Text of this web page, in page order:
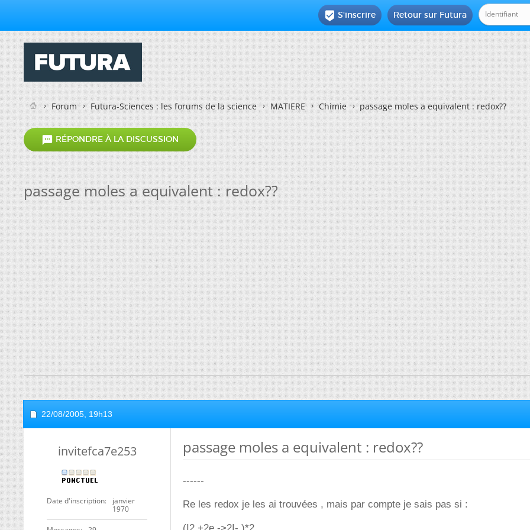
Retour sur Futura
 S'inscrire
Forum Futura-Sciences : les forums de la science MATIERE Chimie passage moles a equivalent : redox??
 RÉPONDRE À LA DISCUSSION
passage moles a equivalent : redox??
22/08/2005, 19h13
invitefca7e253
Date d'inscription
janvier
1970
passage moles a equivalent : redox??
------
Re les redox je les ai trouvées , mais par compte je sais pas si :